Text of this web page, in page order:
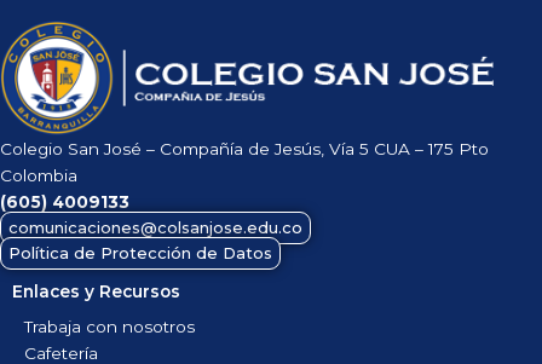
Colegio San José – Compañía de Jesús, Vía 5 CUA – 175 Pto
Colombia
(605) 4009133
comunicaciones@colsanjose.edu.co
Política de Protección de Datos
Enlaces y Recursos
Trabaja con nosotros
Cafetería